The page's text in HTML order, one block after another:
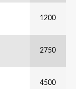
1200
2750
4500